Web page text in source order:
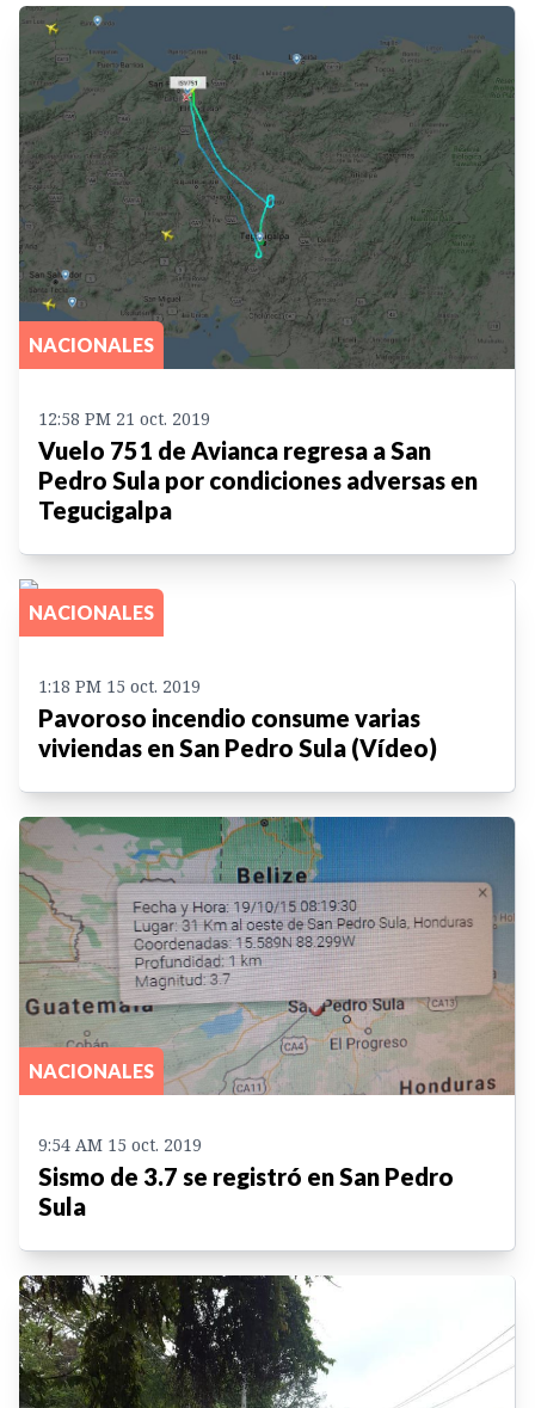
NACIONALES
12:58 PM 21 oct. 2019
Vuelo 751 de Avianca regresa a San
Pedro Sula por condiciones adversas en
Tegucigalpa
NACIONALES
1:18 PM 15 oct. 2019
Pavoroso incendio consume varias
viviendas en San Pedro Sula (Vídeo)
NACIONALES
9:54 AM 15 oct. 2019
Sismo de 3.7 se registró en San Pedro
Sula